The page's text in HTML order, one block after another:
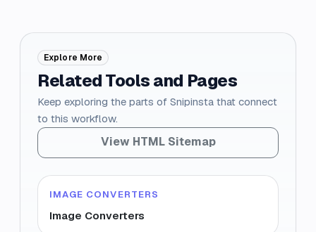
Explore More
Related Tools and Pages
Keep exploring the parts of Snipinsta that connect
to this workflow.
View HTML Sitemap
IMAGE CONVERTERS
Image Converters